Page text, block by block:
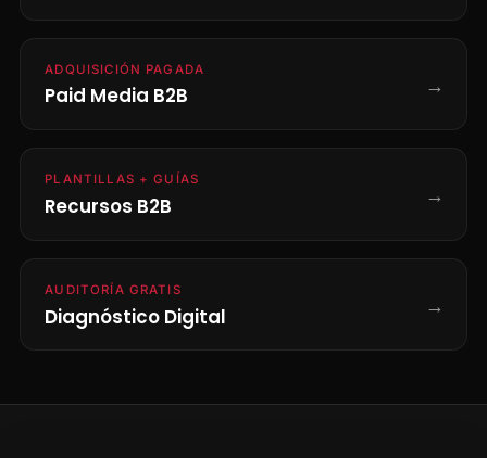
ADQUISICIÓN PAGADA
Paid Media B2B →
PLANTILLAS + GUÍAS
Recursos B2B →
AUDITORÍA GRATIS
Diagnóstico Digital →